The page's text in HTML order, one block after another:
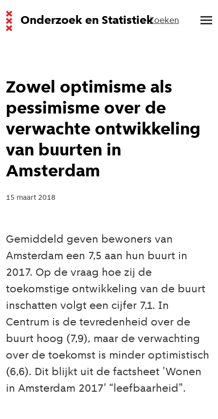
Onderzoek en StatistiekZoeken
Zowel optimisme als
pessimisme over de
verwachte ontwikkeling
van buurten in
Amsterdam
15 maart 2018
Gemiddeld geven bewoners van
Amsterdam een 7,5 aan hun buurt in
2017. Op de vraag hoe zij de
toekomstige ontwikkeling van de buurt
inschatten volgt een cijfer 7,1. In
Centrum is de tevredenheid over de
buurt hoog (7,9), maar de verwachting
over de toekomst is minder optimistisch
(6,6). Dit blijkt uit de factsheet 'Wonen
in Amsterdam 2017' “leefbaarheid".